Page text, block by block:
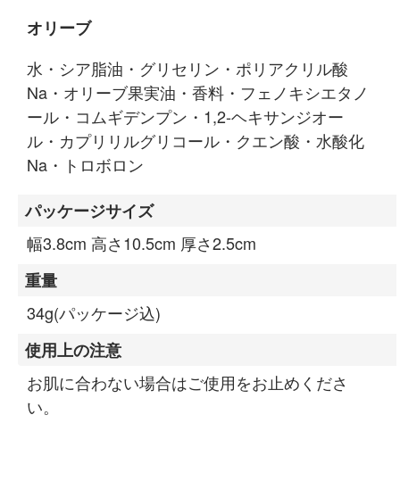
オリーブ
水・シア脂油・グリセリン・ポリアクリル酸
Na・オリーブ果実油・香料・フェノキシエタノ
ール・コムギデンプン・1,2-ヘキサンジオー
ル・カプリリルグリコール・クエン酸・水酸化
Na・トロボロン
パッケージサイズ
幅3.8cm 高さ10.5cm 厚さ2.5cm
重量
34g(パッケージ込)
使用上の注意
お肌に合わない場合はご使用をお止めくださ
い。